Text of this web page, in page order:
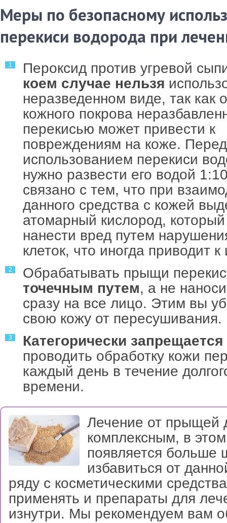
Меры по безопасному
перекиси водорода при
Пероксид против угревой
коем случае нельзя
неразведенном виде, так как
кожного покрова
перекисью может привести к
повреждениям на коже. Перед
использованием перекиси
нужно развести его водой
связано с тем, что при
данного средства с кожей
атомарный кислород,
нанести вред путем
клеток, что иногда приводит к
Обрабатывать прыщи
точечным путем, а не
сразу на все лицо. Этим вы
свою кожу от пересушивания.
Категорически запрещается
проводить обработку кожи
каждый день в течение
времени.
Лечение от прыщей
комплексным, в
появляется больше
избавиться от
ряду с косметическими
применять и препараты для
изнутри. Мы рекомендуем вам